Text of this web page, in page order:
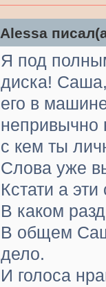
Alessa
Я под
диска!
его в
непривычно
с кем ты
Слова уже
Кстати а
В каком
В общем
дело.
И голоса